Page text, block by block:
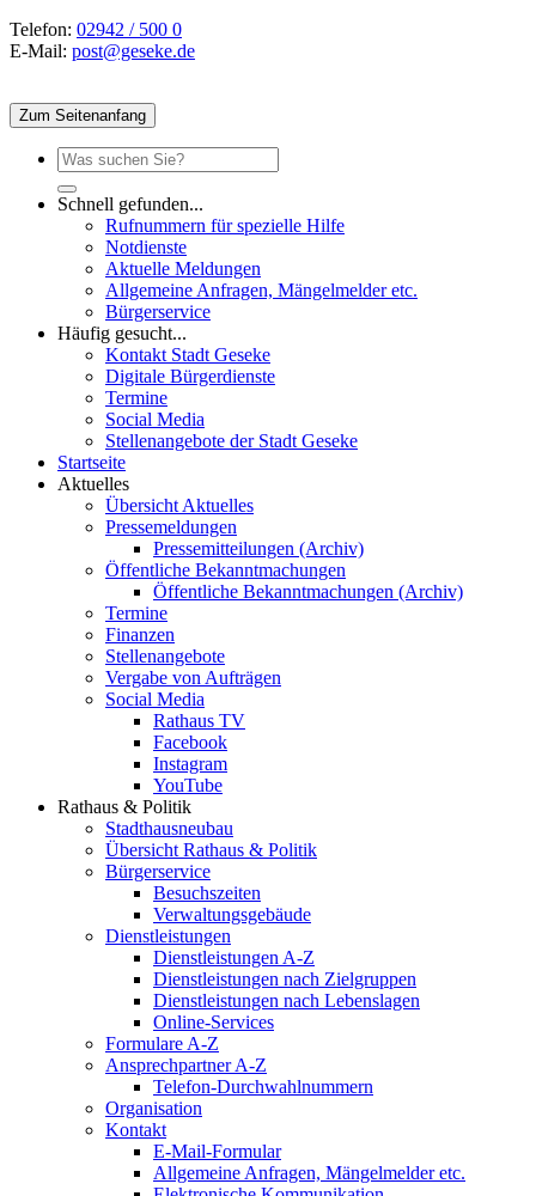
Telefon: 02942 / 500 0
E-Mail: post@geseke.de
Zum Seitenanfang
Schnell gefunden...
Rufnummern für spezielle Hilfe
Notdienste
Aktuelle Meldungen
Allgemeine Anfragen, Mängelmelder etc.
Bürgerservice
Häufig gesucht...
Kontakt Stadt Geseke
Digitale Bürgerdienste
Termine
Social Media
Stellenangebote der Stadt Geseke
Startseite
Aktuelles
Übersicht Aktuelles
Pressemeldungen
Pressemitteilungen (Archiv)
Öffentliche Bekanntmachungen
Öffentliche Bekanntmachungen (Archiv)
Termine
Finanzen
Stellenangebote
Vergabe von Aufträgen
Social Media
Rathaus TV
Facebook
Instagram
YouTube
Rathaus & Politik
Stadthausneubau
Übersicht Rathaus & Politik
Bürgerservice
Besuchszeiten
Verwaltungsgebäude
Dienstleistungen
Dienstleistungen A-Z
Dienstleistungen nach Zielgruppen
Dienstleistungen nach Lebenslagen
Online-Services
Formulare A-Z
Ansprechpartner A-Z
Telefon-Durchwahlnummern
Organisation
Kontakt
E-Mail-Formular
Allgemeine Anfragen, Mängelmelder etc.